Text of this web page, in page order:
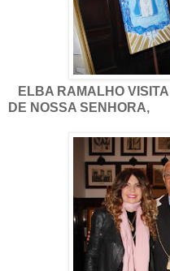
ELBA RAMALHO
DE NOSSA SENHORA,